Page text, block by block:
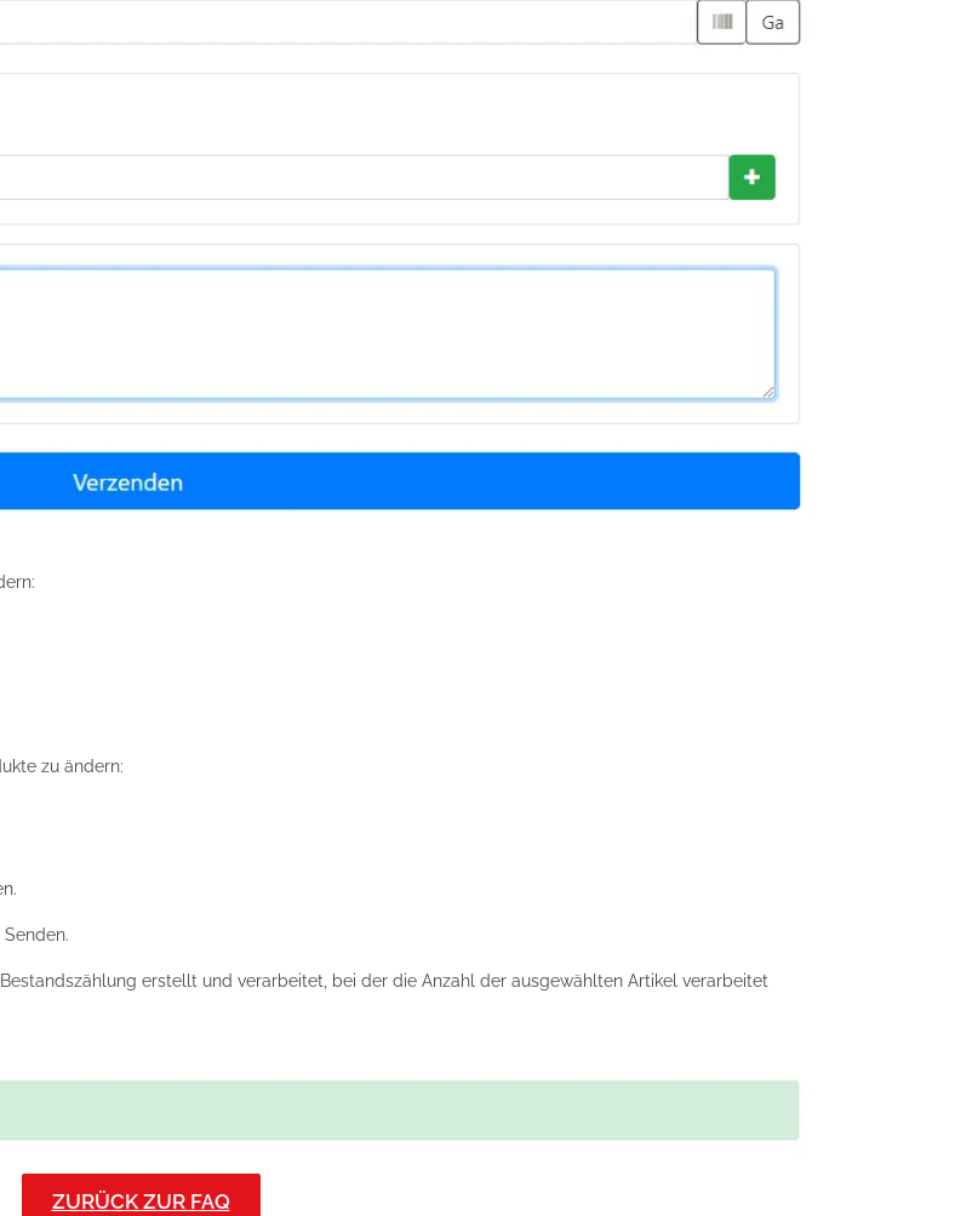
zu ändern:
erstellt und verarbeitet, bei der die Anzahl der ausgewählten Artikel verarbeitet
ZURÜCK ZUR FAQ